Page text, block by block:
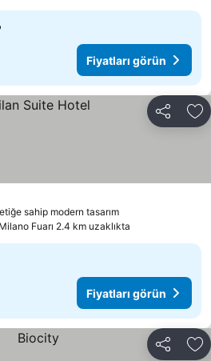
Fiyatları görün
Paylaş
sahip modern tasarım
Milano Fuarı 2.4 km uzaklıkta
Fiyatları görün
Paylaş